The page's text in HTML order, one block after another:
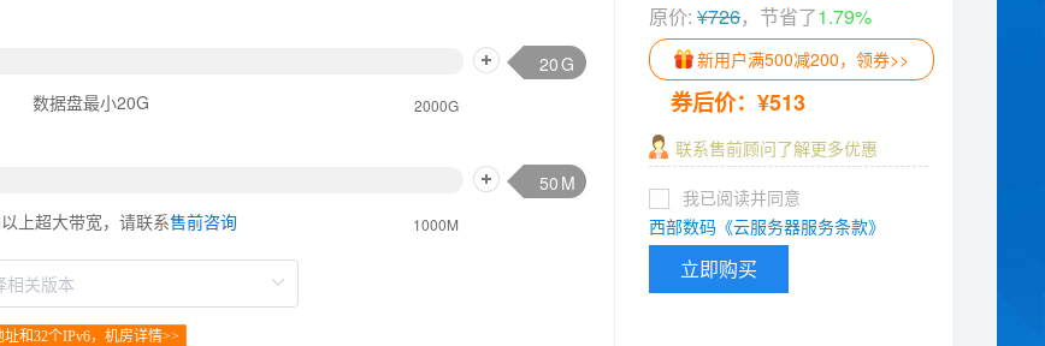
原价: ¥726，节省了1.79%
新用户满500减200，领券>>
券后价：¥513
联系售前顾问了解更多优惠
我已阅读并同意
西部数码《云服务器服务条款》
立即购买
G
2000G
数据盘最小20G
M
1000M
上超大带宽，请联系售前咨询
和32个IPv6，机房详情>>